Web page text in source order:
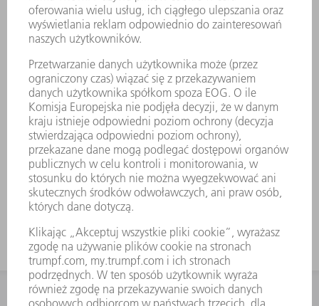
wszystkie ważne informacje o narzędziu. Za
pomocą kodu matrycowego można
jednoznacznie zidentyfikować każde
narzędzie. Obszary pracy są utwardzane
laserowo. Do kątów od 30° do 180°, oraz
podczas gięcia wstępnego i falcowania.
Standardowo: H 100, H 150, wersja wąska
i wersja z promieniem 3 Podczas
wykonywania ostrych gięć za pomocą
matryc 30° może dojść do zakleszczenia się
wygiętej blachy w matrycy. Pomoce do
wybijania TRUMPF rozwiązują ten problem.
KONTAKT